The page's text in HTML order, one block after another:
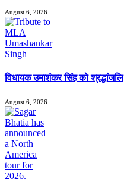
August 6, 2026
विधायक उमाशंकर सिंह को श्रद्धांजलि
August 6, 2026